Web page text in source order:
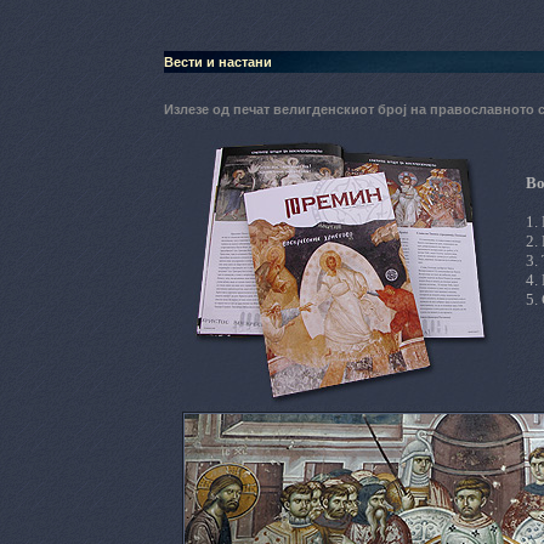
Вести и настани
Излезе од печат велигденскиот број на
1.
2.
3.
4.
5.